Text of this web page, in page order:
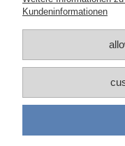
Songea| ul. Partyzantów
Kundeninformationen